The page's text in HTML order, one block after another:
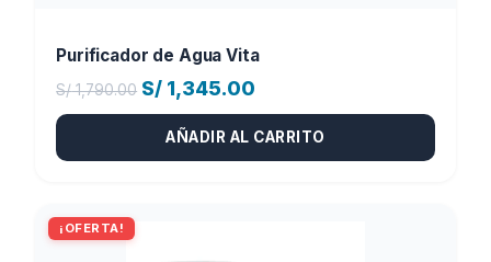
Purificador de Agua Vita
S/1,790.00 El
precio
original
S/ 1,345.00
precio
actual
AÑADIR AL CARRITO
¡OFERTA!